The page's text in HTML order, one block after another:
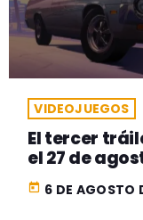
VIDEOJUEGOS
El tercer
el 27 de
today 6 DE AGOSTO